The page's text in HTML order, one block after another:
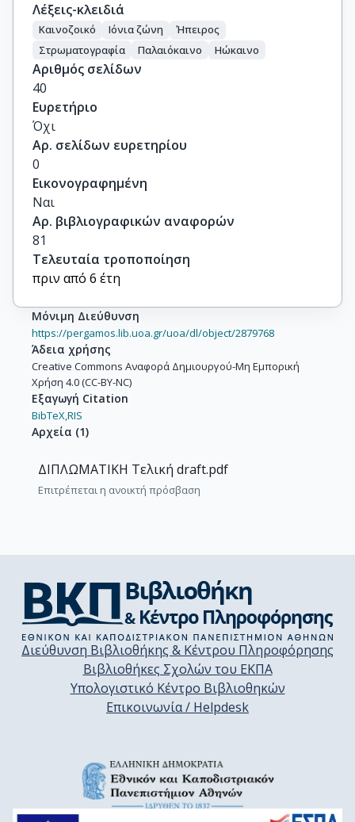
Λέξεις-κλειδιά
Καινοζοικό Ιόνια ζώνη
Ήπειρος
Στρωματογραφία
Παλαιόκαινο Ηώκαινο
Αριθμός σελίδων
40
Ευρετήριο
Όχι
Αρ. σελίδων ευρετηρίου
0
Εικονογραφημένη
Ναι
Αρ. βιβλιογραφικών αναφορών
81
Τελευταία τροποποίηση
πριν από 6 έτη
Μόνιμη Διεύθυνση
https://pergamos.lib.uoa.gr/uoa/dl/object/2879768
Άδεια χρήσης
Creative Commons Αναφορά Δημιουργού-Μη Εμπορική
Χρήση 4.0 (CC-BY-NC)
Εξαγωγή Citation
BibTeX,RIS
Αρχεία (1)
ΔΙΠΛΩΜΑΤΙΚΗ Τελική draft.pdf
Επιτρέπεται η ανοικτή πρόσβαση
Διεύθυνση Βιβλιοθήκης & Κέντρου Πληροφόρησης
Βιβλιοθήκες Σχολών του ΕΚΠΑ
Υπολογιστικό Κέντρο Βιβλιοθηκών
Επικοινωνία / Helpdesk